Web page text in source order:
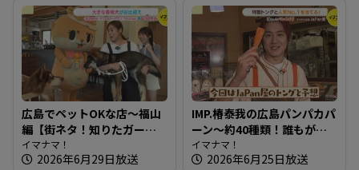
広島でペットOKな店～福山
編【街ネタ！知りたガー
ル】
イマナマ！
2026年6月29日放送
IMP.椿泰我の広島パンパカパ
ーン～約40種類！誰もがお
いしいと思うパンが並ぶ愛
され店
イマナマ！
2026年6月25日放送